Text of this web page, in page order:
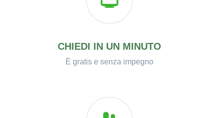
CHIEDI IN UN MINUTO
È gratis e senza impegno